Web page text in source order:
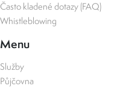
Často kladené dotazy (FAQ)
Whistleblowing
Menu
Služby
Půjčovna